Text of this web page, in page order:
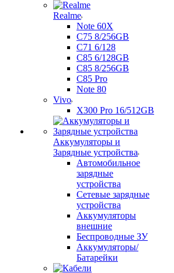
Realme
Note 60X
C75 8/256GB
C71 6/128
C85 6/128GB
C85 8/256GB
C85 Pro
Note 80
Vivo
X300 Pro 16/512GB
Аккумуляторы и
Зарядные устройства
Автомобильное
зарядные
устройства
Сетевые зарядные
устройства
Аккумуляторы
внешние
Беспроводные ЗУ
Аккумуляторы/
Батарейки